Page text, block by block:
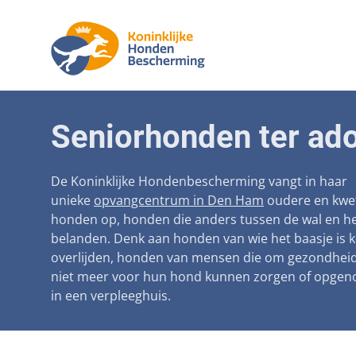
Verplichte
Seniorhonden ter
De Koninklijke Hondenbescherming vangt in haar
unieke opvangcentrum in Den Ham oudere en
honden op, honden die anders tussen de wal en
belanden. Denk aan honden van wie het baasje is
overlijden, honden van mensen die om
niet meer voor hun hond kunnen zorgen of
in een verpleeghuis.